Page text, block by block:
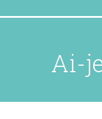
are
Ai-